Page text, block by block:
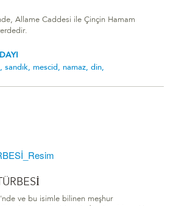
Allame Caddesi ile Çinçin Hamam
sandık, mescid, namaz, din,
ve bu isimle bilinen meşhur